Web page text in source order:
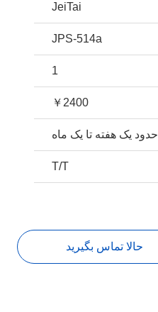
JeiTai
JPS-514a
1
￥2400
حدود یک هفته تا یک ماه
T/T
حالا تماس بگیرید